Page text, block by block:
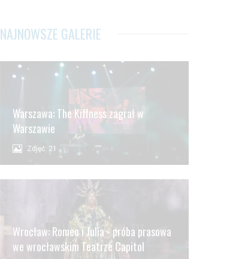
NAJNOWSZE GALERIE
Warszawa: The Kiffness zagrał w
Warszawie
Zdjęć: 21
Wrocław: Romeo i Julia - próba prasowa
we wrocławskim Teatrze Capitol